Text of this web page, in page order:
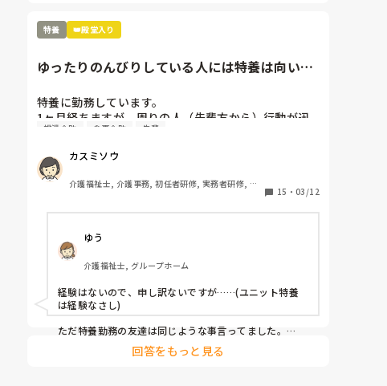
ますよね。
どうしてこんな発想ができるんでしょうね。
残業代が入るから良いという人もいますが、12時間以
か。
特養 👑殿堂入り
ゆったりのんびりしている人には特養は向いて
特養に勤務しています。
1ヶ月経ちますが、周りの人（先輩方から）行動が迅
速じゃない、ゆったりしている、のんびりしていると
早出で、7時に起床介助、ほぼ全員介助の食事介助、
口腔ケア、入浴の方のバイタル測定、9時までに終わ
らせて臥床させる。入浴の方はフロアに待機、それが
終わったら記録（手書き）を10時までに終わらせて隣
です。トイレにも行けない。
リーダーからは、〇〇さんは丁寧にやるから時間がか
かるのよと言われました。
私たちが相手にしているのは物ではなく人間です。
何時までにこれやってあれやってって言われても私は
機械じゃないんだからできるわけないじゃないです
か？
オムツ交換も時間がかかりすぎと言われます。
食事介助も急いで食べさせたら誤嚥性肺炎の危険があ
排泄介助 食事介助 先輩
カスミソウ
介護福祉士, 介護事務, 初任者研修, 実務者研修, ユ
15 ・ 03/12
ゆう
介護福祉士, グループホーム
経験はないので、申し訳ないですが……(ユニット特養
は経験なさし)
ただ特養勤務の友達は同じような事言ってました。
早めに行って、仕事回さないと終えれないって話してま
回答をもっと見る